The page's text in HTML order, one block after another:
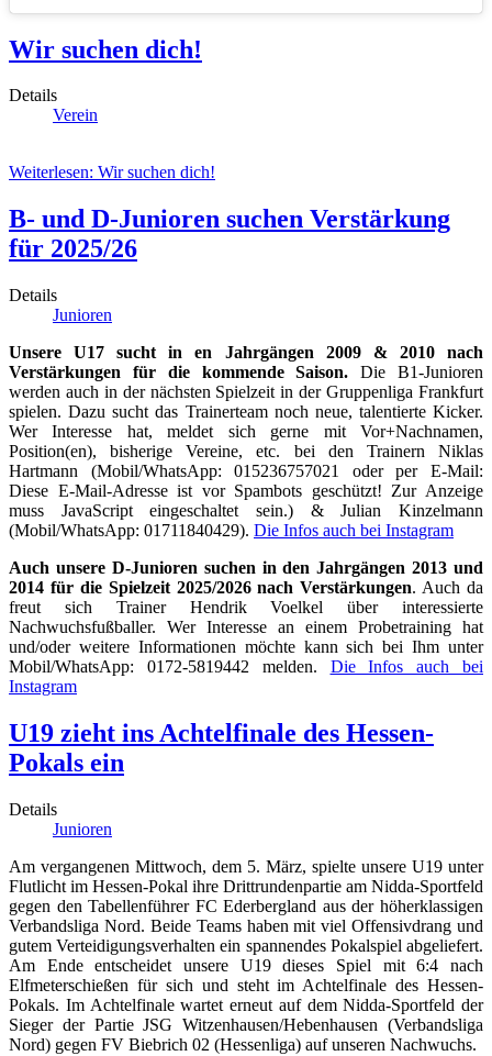
Wir suchen dich!
Details
Verein
Weiterlesen: Wir suchen dich!
B- und D-Junioren suchen Verstärkung
für 2025/26
Details
Junioren
Unsere U17 sucht in en Jahrgängen 2009 & 2010 nach
Verstärkungen für die kommende Saison.Die B1-Junioren
werden auch in der nächsten Spielzeit in der Gruppenliga Frankfurt
spielen. Dazu sucht das Trainerteam noch neue, talentierte Kicker.
Wer Interesse hat, meldet sich gerne mit Vor+Nachnamen,
Position(en), bisherige Vereine, etc. bei den Trainern Niklas
Hartmann (Mobil/WhatsApp: 015236757021 oder per E-Mail:
Diese E-Mail-Adresse ist vor Spambots geschützt! Zur Anzeige
muss JavaScript eingeschaltet sein.) & Julian Kinzelmann
(Mobil/WhatsApp: 01711840429). Die Infos auch bei Instagram
Auch unsere D-Junioren suchen in den Jahrgängen 2013 und
2014 für die Spielzeit 2025/2026 nach Verstärkungen. Auch da
freut sich Trainer Hendrik Voelkel über interessierte
Nachwuchsfußballer. Wer Interesse an einem Probetraining hat
und/oder weitere Informationen möchte kann sich bei Ihm unter
Mobil/WhatsApp: 0172-5819442 melden. Die Infos auch bei
Instagram
U19 zieht ins Achtelfinale des Hessen-
Pokals ein
Details
Junioren
Am vergangenen Mittwoch, dem 5. März, spielte unsere U19 unter
Flutlicht im Hessen-Pokal ihre Drittrundenpartie am Nidda-Sportfeld
gegen den Tabellenführer FC Ederbergland aus der höherklassigen
Verbandsliga Nord. Beide Teams haben mit viel Offensivdrang und
gutem Verteidigungsverhalten ein spannendes Pokalspiel abgeliefert.
Am Ende entscheidet unsere U19 dieses Spiel mit 6:4 nach
Elfmeterschießen für sich und steht im Achtelfinale des Hessen-
Pokals. Im Achtelfinale wartet erneut auf dem Nidda-Sportfeld der
Sieger der Partie JSG Witzenhausen/Hebenhausen (Verbandsliga
Nord) gegen FV Biebrich 02 (Hessenliga) auf unseren Nachwuchs.